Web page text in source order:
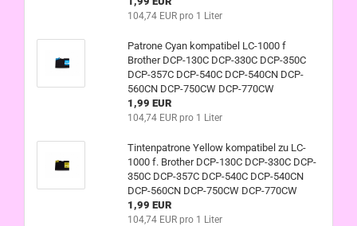
104,74 EUR pro 1 Liter
Patrone Cyan kompatibel LC-1000 f
Brother DCP-130C DCP-330C DCP-350C
DCP-357C DCP-540C DCP-540CN DCP-
560CN DCP-750CW DCP-770CW
1,99 EUR
104,74 EUR pro 1 Liter
Tintenpatrone Yellow kompatibel zu LC-
1000 f. Brother DCP-130C DCP-330C DCP-
350C DCP-357C DCP-540C DCP-540CN
DCP-560CN DCP-750CW DCP-770CW
1,99 EUR
104,74 EUR pro 1 Liter